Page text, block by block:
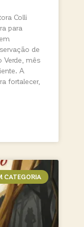
Colli
para
de
Verde, mês
A
fortalecer,
CATEGORIA